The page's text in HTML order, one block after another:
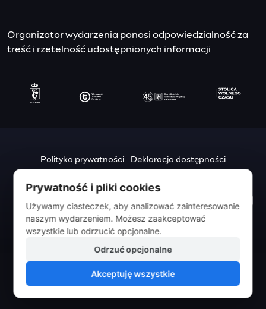
Organizator wydarzenia ponosi odpowiedzialność za
treść i rzetelność udostępnionych informacji
Polityka prywatności
Deklaracja dostępności
Urząd m.st. Warszawy
pl. Bankowy 3/5
00-950 Warszawa
Prywatność i pliki cookies
Używamy ciasteczek, aby analizować zainteresowanie
naszym wydarzeniem. Możesz zaakceptować
wszystkie lub odrzucić opcjonalne.
Odrzuć opcjonalne
Akceptuję wszystkie